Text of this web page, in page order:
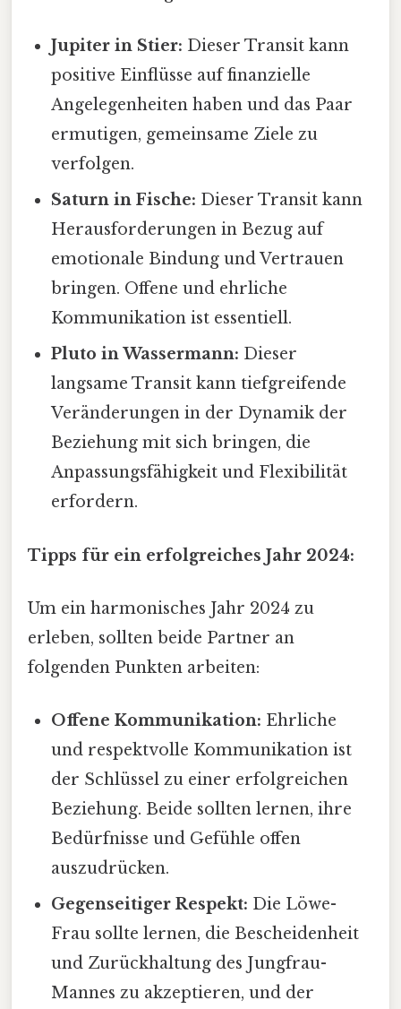
Jupiter in Stier: Dieser Transit kann
positive Einflüsse auf finanzielle
Angelegenheiten haben und das Paar
ermutigen, gemeinsame Ziele zu
verfolgen.
Saturn in Fische: Dieser Transit kann
Herausforderungen in Bezug auf
emotionale Bindung und Vertrauen
bringen. Offene und ehrliche
Kommunikation ist essentiell.
Pluto in Wassermann: Dieser
langsame Transit kann tiefgreifende
Veränderungen in der Dynamik der
Beziehung mit sich bringen, die
Anpassungsfähigkeit und Flexibilität
erfordern.
Tipps für ein erfolgreiches Jahr 2024:
Um ein harmonisches Jahr 2024 zu
erleben, sollten beide Partner an
folgenden Punkten arbeiten:
Offene Kommunikation: Ehrliche
und respektvolle Kommunikation ist
der Schlüssel zu einer erfolgreichen
Beziehung. Beide sollten lernen, ihre
Bedürfnisse und Gefühle offen
auszudrücken.
Gegenseitiger Respekt: Die Löwe-
Frau sollte lernen, die Bescheidenheit
und Zurückhaltung des Jungfrau-
Mannes zu akzeptieren, und der